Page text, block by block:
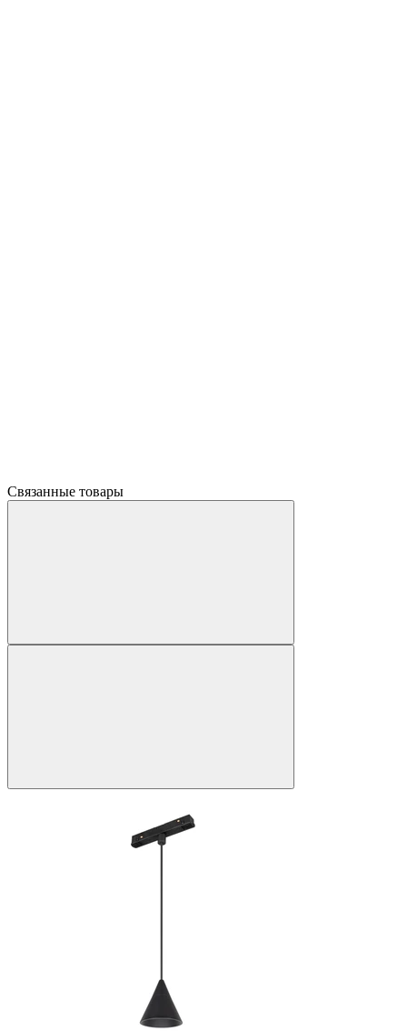
Связанные товары